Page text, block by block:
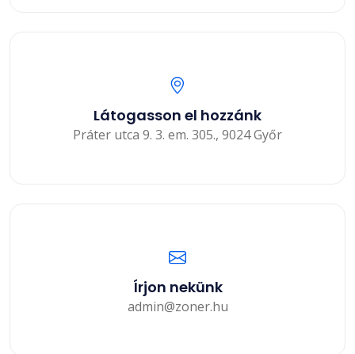
Látogasson el hozzánk
Práter utca 9. 3. em. 305., 9024 Győr
Írjon nekünk
admin@zoner.hu